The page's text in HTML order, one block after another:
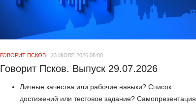
ГОВОРИТ ПСКОВ 23 ИЮЛЯ 2026 08:00
Говорит Псков. Выпуск 29.07.2026
Личные качества или рабочие навыки? Список
достижений или тестовое задание? Самопрезентация